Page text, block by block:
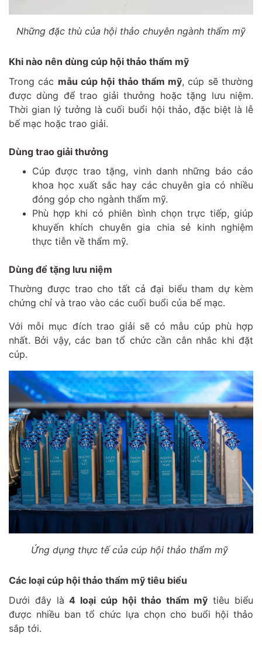
Những đặc thù của hội thảo chuyên ngành thẩm mỹ
Khi nào nên dùng cúp hội thảo thẩm mỹ
Trong các mẫu cúp hội thảo thẩm mỹ, cúp sẽ thường
được dùng để trao giải thưởng hoặc tặng lưu niệm.
Thời gian lý tưởng là cuối buổi hội thảo, đặc biệt là lễ
bế mạc hoặc trao giải.
Dùng trao giải thưởng
Cúp được trao tặng, vinh danh những báo cáo
khoa học xuất sắc hay các chuyên gia có nhiều
đóng góp cho ngành thẩm mỹ.
Phù hợp khi có phiên bình chọn trực tiếp, giúp
khuyến khích chuyên gia chia sẻ kinh nghiệm
thực tiễn về thẩm mỹ.
Dùng để tặng lưu niệm
Thường được trao cho tất cả đại biểu tham dự kèm
chứng chỉ và trao vào các cuối buổi của bế mạc.
Với mỗi mục đích trao giải sẽ có mẫu cúp phù hợp
nhất. Bởi vậy, các ban tổ chức cần cân nhắc khi đặt
cúp.
Ứng dụng thực tế của cúp hội thảo thẩm mỹ
Các loại cúp hội thảo thẩm mỹ tiêu biểu
Dưới đây là4 loại cúp hội thảo thẩm mỹ tiêu biểu
được nhiều ban tổ chức lựa chọn cho buổi hội thảo
sắp tới.